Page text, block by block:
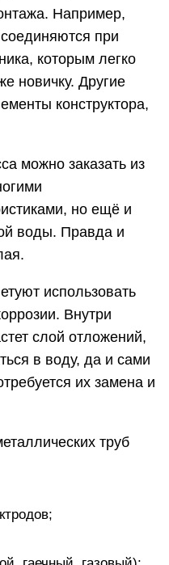
Например,
при
которым легко
новичку. Другие
конструктора,
можно заказать из
но ещё и
воды. Правда и
использовать
Внутри
слой отложений,
в воду, да и сами
их замена и
труб